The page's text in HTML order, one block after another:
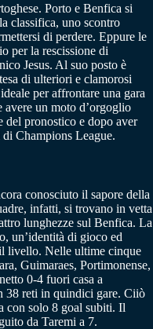
Porto e Benfica si
classifica, uno scontro
di perdere. Eppure le
per la rescissione di
Jesus. Al suo posto è
di ulteriori e clamorosi
per affrontare una gara
avere un moto d’orgoglio
pronostico e dopo aver
Champions League.
conosciuto il sapore della
infatti, si trovano in vetta
lunghezze sul Benfica. La
un’identità di gioco ed
livello. Nelle ultime cinque
Guimaraes, Portimonense,
0-4 fuori casa a
38 reti in quindici gare. Ciiò
con solo 8 goal subiti. Il
da Taremi a 7.